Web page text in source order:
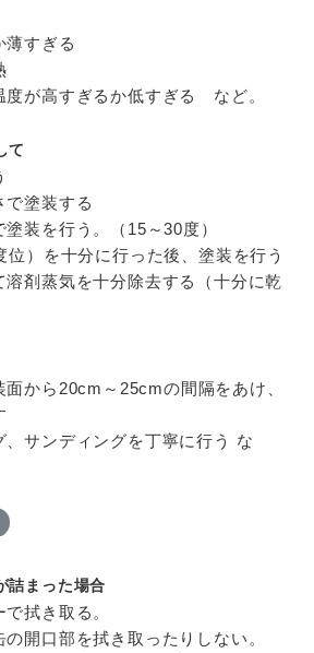
薄すぎる
度が高すぎるか低すぎる など。
て
で塗装する
装を行う。（15～30度）
位）を十分に行った後、塗装を行う
溶剤蒸気を十分除去する（十分に乾
面から20cm～25cmの間隔をあけ、
、サンディングを丁寧に行う な
詰まった場合
拭き取る。
開口部を拭き取ったりしない。